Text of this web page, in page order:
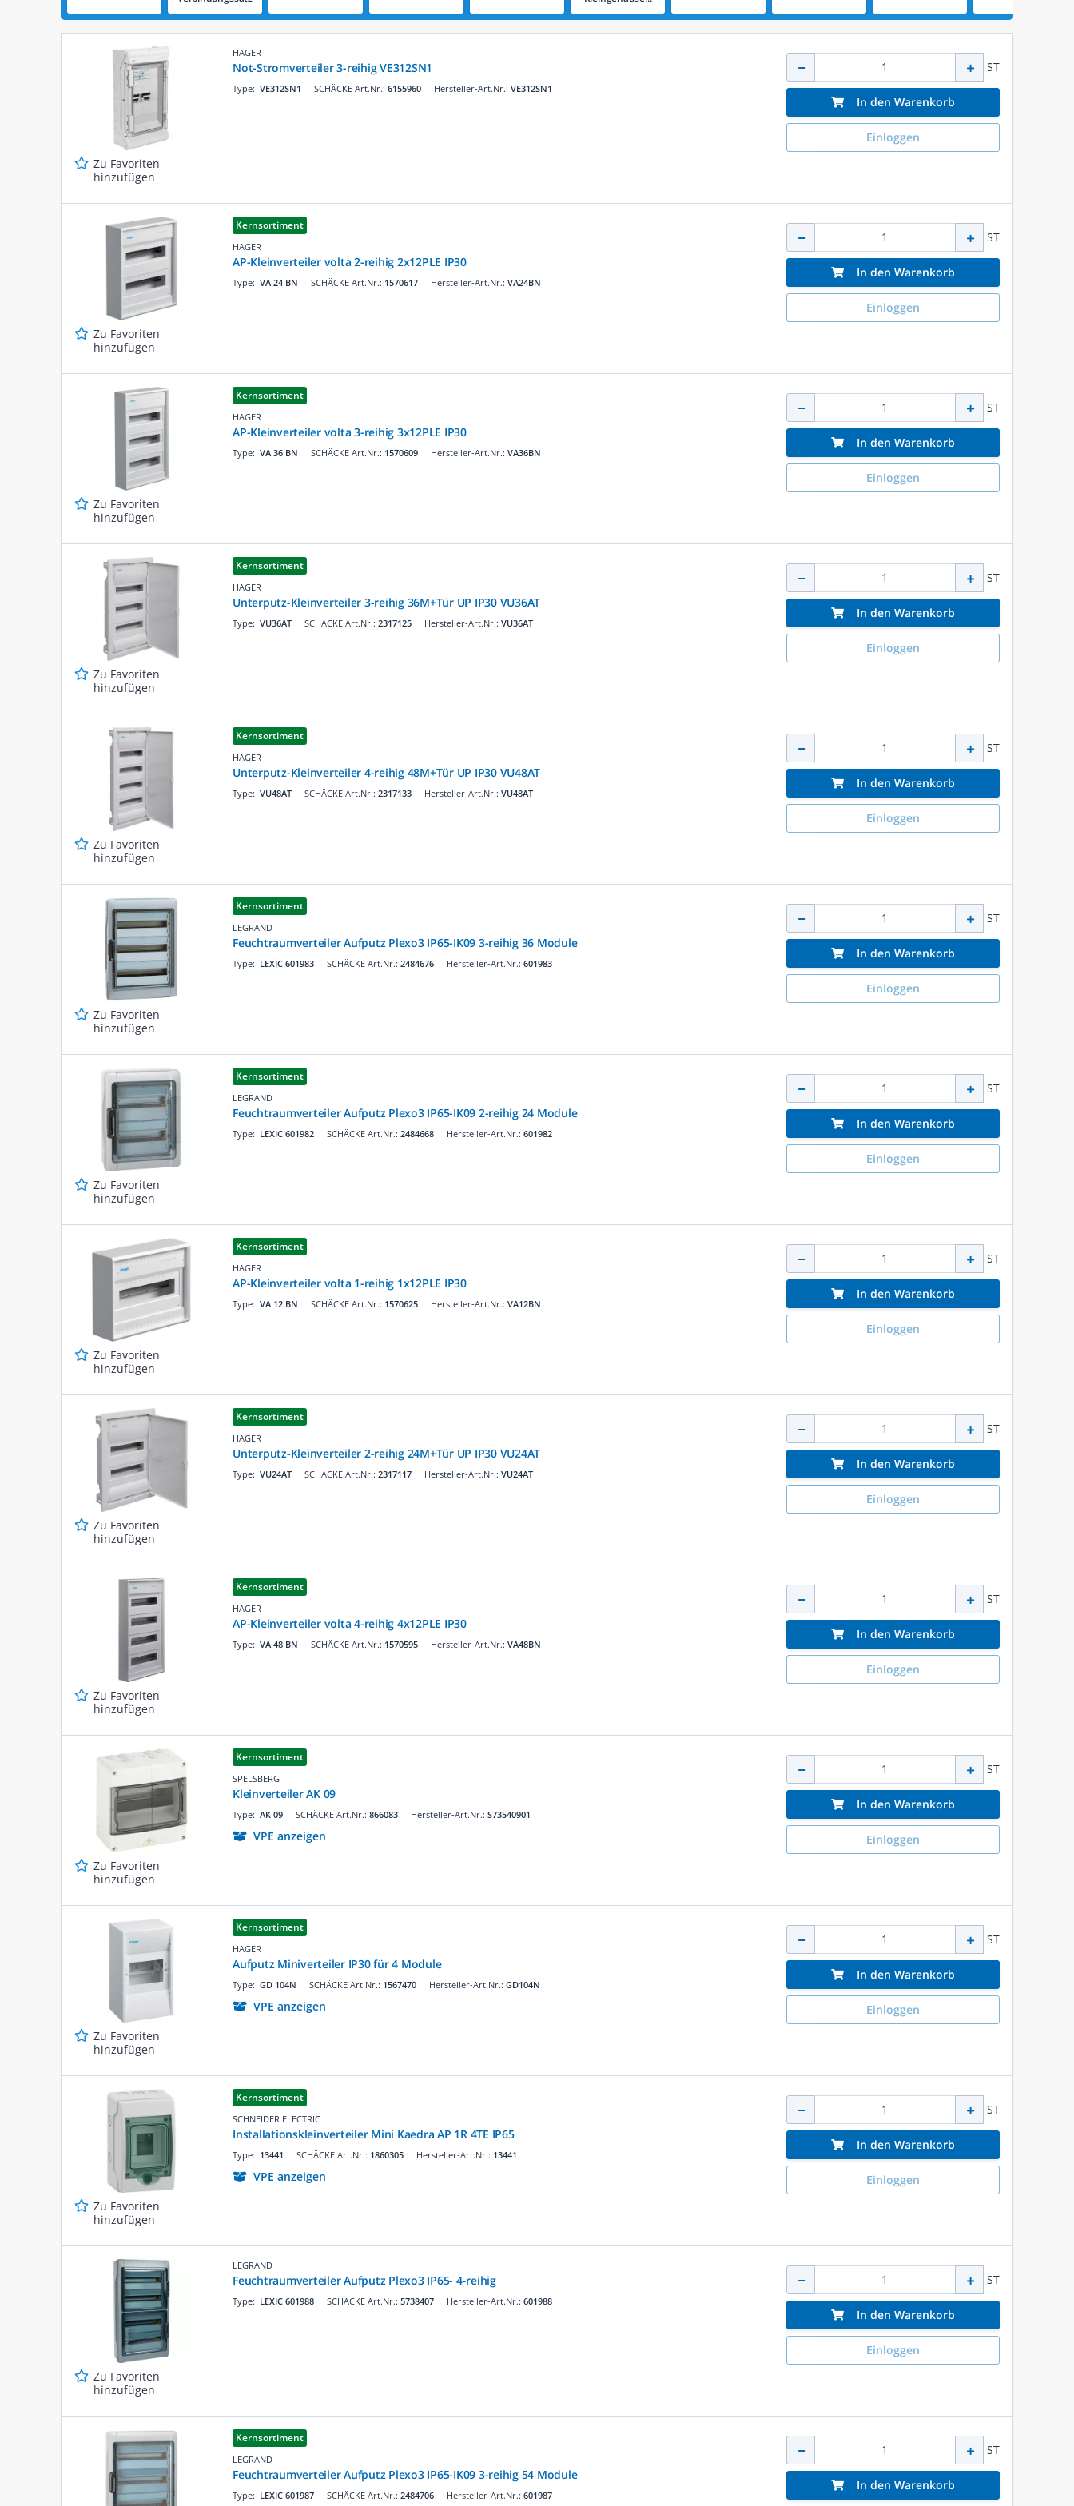
Zu Favoriten
hinzufügen
HAGER
Not-Stromverteiler 3-reihig VE312SN1
SCHÄCKE Art.Nr.: 6155960
Type: VE312SN1 Hersteller-Art.Nr.: VE312SN1
ST
In den Warenkorb
Einloggen
Zu Favoriten
hinzufügen
Kernsortiment
HAGER
AP-Kleinverteiler volta 2-reihig 2x12PLE IP30
SCHÄCKE Art.Nr.: 1570617
Type: VA 24 BN Hersteller-Art.Nr.: VA24BN
ST
In den Warenkorb
Einloggen
Zu Favoriten
hinzufügen
Kernsortiment
HAGER
AP-Kleinverteiler volta 3-reihig 3x12PLE IP30
SCHÄCKE Art.Nr.: 1570609
Type: VA 36 BN Hersteller-Art.Nr.: VA36BN
ST
In den Warenkorb
Einloggen
Zu Favoriten
hinzufügen
Kernsortiment
HAGER
Unterputz-Kleinverteiler 3-reihig 36M+Tür UP IP30 VU36AT
SCHÄCKE Art.Nr.: 2317125
Type: VU36AT Hersteller-Art.Nr.: VU36AT
ST
In den Warenkorb
Einloggen
Zu Favoriten
hinzufügen
Kernsortiment
HAGER
Unterputz-Kleinverteiler 4-reihig 48M+Tür UP IP30 VU48AT
SCHÄCKE Art.Nr.: 2317133
Type: VU48AT Hersteller-Art.Nr.: VU48AT
ST
In den Warenkorb
Einloggen
Zu Favoriten
hinzufügen
Kernsortiment
LEGRAND
Feuchtraumverteiler Aufputz Plexo3 IP65-IK09 3-reihig 36 Module
SCHÄCKE Art.Nr.: 2484676
Type: LEXIC 601983 Hersteller-Art.Nr.: 601983
ST
In den Warenkorb
Einloggen
Zu Favoriten
hinzufügen
Kernsortiment
LEGRAND
Feuchtraumverteiler Aufputz Plexo3 IP65-IK09 2-reihig 24 Module
SCHÄCKE Art.Nr.: 2484668
Type: LEXIC 601982 Hersteller-Art.Nr.: 601982
ST
In den Warenkorb
Einloggen
Zu Favoriten
hinzufügen
Kernsortiment
HAGER
AP-Kleinverteiler volta 1-reihig 1x12PLE IP30
SCHÄCKE Art.Nr.: 1570625
Type: VA 12 BN Hersteller-Art.Nr.: VA12BN
ST
In den Warenkorb
Einloggen
Zu Favoriten
hinzufügen
Kernsortiment
HAGER
Unterputz-Kleinverteiler 2-reihig 24M+Tür UP IP30 VU24AT
SCHÄCKE Art.Nr.: 2317117
Type: VU24AT Hersteller-Art.Nr.: VU24AT
ST
In den Warenkorb
Einloggen
Zu Favoriten
hinzufügen
Kernsortiment
HAGER
AP-Kleinverteiler volta 4-reihig 4x12PLE IP30
SCHÄCKE Art.Nr.: 1570595
Type: VA 48 BN Hersteller-Art.Nr.: VA48BN
ST
In den Warenkorb
Einloggen
Zu Favoriten
hinzufügen
Kernsortiment
SPELSBERG
Kleinverteiler AK 09
SCHÄCKE Art.Nr.: 866083
Type: AK 09 Hersteller-Art.Nr.: S73540901
VPE anzeigen
ST
In den Warenkorb
Einloggen
Zu Favoriten
hinzufügen
Kernsortiment
HAGER
Aufputz Miniverteiler IP30 für 4 Module
SCHÄCKE Art.Nr.: 1567470
Type: GD 104N Hersteller-Art.Nr.: GD104N
VPE anzeigen
ST
In den Warenkorb
Einloggen
Zu Favoriten
hinzufügen
Kernsortiment
SCHNEIDER ELECTRIC
Installationskleinverteiler Mini Kaedra AP 1R 4TE IP65
SCHÄCKE Art.Nr.: 1860305
Type: 13441 Hersteller-Art.Nr.: 13441
VPE anzeigen
ST
In den Warenkorb
Einloggen
Zu Favoriten
hinzufügen
LEGRAND
Feuchtraumverteiler Aufputz Plexo3 IP65- 4-reihig
SCHÄCKE Art.Nr.: 5738407
Type: LEXIC 601988 Hersteller-Art.Nr.: 601988
ST
In den Warenkorb
Einloggen
Kernsortiment
LEGRAND
Feuchtraumverteiler Aufputz Plexo3 IP65-IK09 3-reihig 54 Module
SCHÄCKE Art.Nr.: 2484706
Type: LEXIC 601987 Hersteller-Art.Nr.: 601987
ST
In den Warenkorb